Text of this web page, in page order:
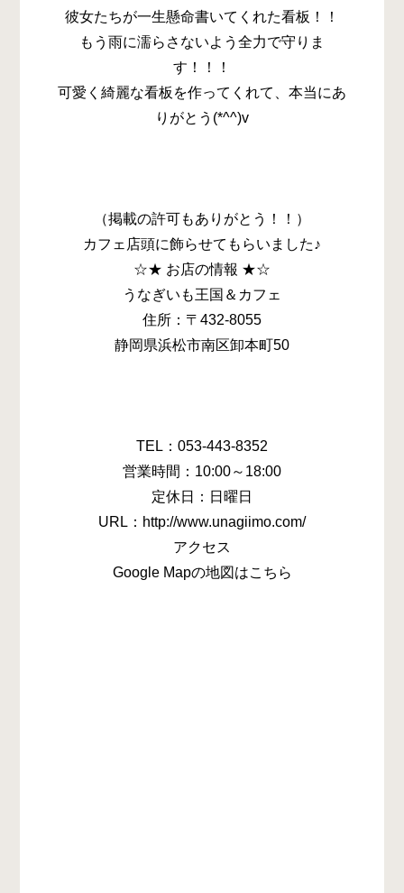
彼女たちが一生懸命書いてくれた看板！！
もう雨に濡らさないよう全力で守りま
す！！！
可愛く綺麗な看板を作ってくれて、本当にあ
りがとう(*^^)v
（掲載の許可もありがとう！！）
カフェ店頭に飾らせてもらいました♪
☆★ お店の情報 ★☆
うなぎいも王国＆カフェ
住所：〒432-8055
静岡県浜松市南区卸本町50
TEL：053-443-8352
営業時間：10:00～18:00
定休日：日曜日
URL：http://www.unagiimo.com/
アクセス
Google Mapの地図はこちら